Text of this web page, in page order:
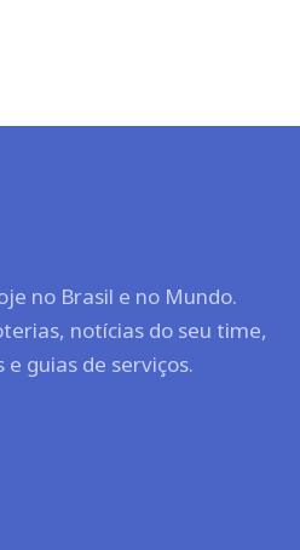
no Brasil e no Mundo.
notícias do seu time,
guias de serviços.